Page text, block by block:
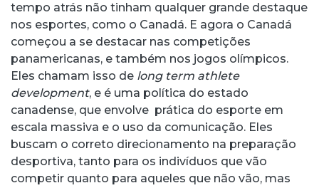
tempo atrás não tinham qualquer grande destaque
nos esportes, como o Canadá. E agora o Canadá
começou a se destacar nas competições
panamericanas, e também nos jogos olímpicos.
Eles chamam isso de long term athlete
development, e é uma política do estado
canadense, que envolve prática do esporte em
escala massiva e o uso da comunicação. Eles
buscam o correto direcionamento na preparação
desportiva, tanto para os indivíduos que vão
competir quanto para aqueles que não vão, mas